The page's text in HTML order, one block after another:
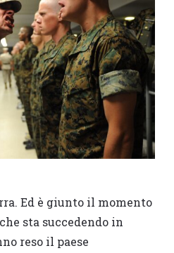
Ed è giunto il momento
sta succedendo in
reso il paese